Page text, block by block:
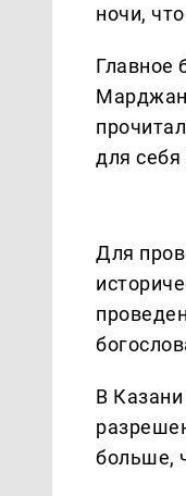
ночи,
Главное
для
Для
В
больше,